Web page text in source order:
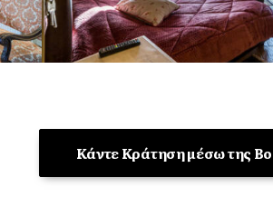
Κάντε Κράτηση μέσω της